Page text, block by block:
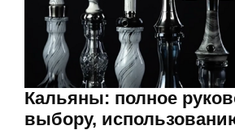
Кальяны: полное
выбору,